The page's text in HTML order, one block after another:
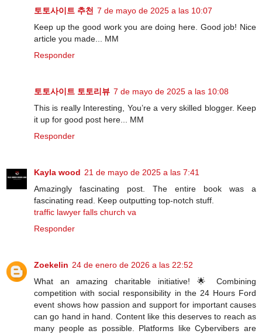
토토사이트 추천 7 de mayo de 2025 a las 10:07
Keep up the good work you are doing here. Good job! Nice
article you made... MM
Responder
토토사이트 토토리뷰 7 de mayo de 2025 a las 10:08
This is really Interesting, You’re a very skilled blogger. Keep
it up for good post here... MM
Responder
Kayla wood 21 de mayo de 2025 a las 7:41
Amazingly fascinating post. The entire book was a
fascinating read. Keep outputting top-notch stuff.
traffic lawyer falls church va
Responder
Zoekelin 24 de enero de 2026 a las 22:52
What an amazing charitable initiative! 🌟 Combining
competition with social responsibility in the 24 Hours Ford
event shows how passion and support for important causes
can go hand in hand. Content like this deserves to reach as
many people as possible. Platforms like Cybervibers are